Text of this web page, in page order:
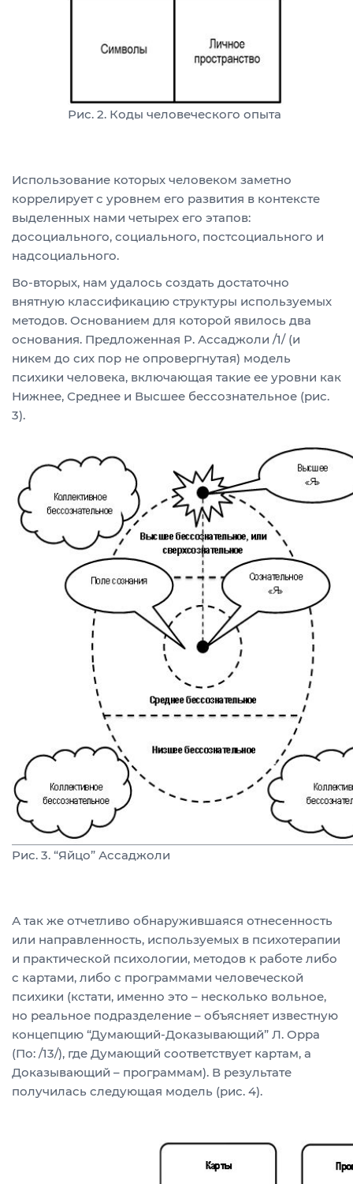
Рис. 2. Коды человеческого опыта
Использование которых человеком заметно
коррелирует с уровнем его развития в контексте
выделенных нами четырех его этапов:
досоциального, социального, постсоциального и
надсоциального.
Во-вторых, нам удалось создать достаточно
внятную классификацию структуры используемых
методов. Основанием для которой явилось два
основания. Предложенная Р. Ассаджоли /1/ (и
никем до сих пор не опровергнутая) модель
психики человека, включающая такие ее уровни как
Нижнее, Среднее и Высшее бессознательное (рис.
3).
Рис. 3. “Яйцо” Ассаджоли
А так же отчетливо обнаружившаяся отнесенность
или направленность, используемых в психотерапии
и практической психологии, методов к работе либо
с картами, либо с программами человеческой
психики (кстати, именно это – несколько вольное,
но реальное подразделение – объясняет известную
концепцию “Думающий-Доказывающий” Л. Орра
(По: /13/), где Думающий соответствует картам, а
Доказывающий – программам). В результате
получилась следующая модель (рис. 4).